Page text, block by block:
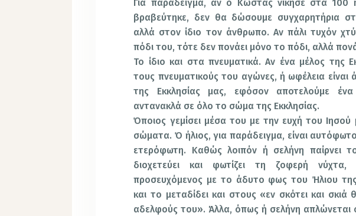
Για παράδειγμα, αν ό Κώστας νίκησε στα
βραβεύτηκε, δεν θα δώσουμε συγχαρητήρια
αλλά στον ίδιο τον άνθρωπο. Αν πάλι τυχόν
πόδι του, τότε δεν πονάει μόνο το πόδι, αλλά
Το ίδιο και στα πνευματικά. Αν ένα μέλος της
τους πνευματικούς του αγώνες, ή ωφέλεια είναι
της Εκκλησίας μας, εφόσον αποτελούμε
αντανακλά σε όλο το σώμα της Εκκλησίας.
Όποιος γεμίσει μέσα του με την ευχή του Ιησού
σώματα. Ό ήλιος, για παράδειγμα, είναι
ετερόφωτη. Καθώς λοιπόν ή σελήνη παίρνει
διοχετεύει και φωτίζει τη ζοφερή νύχτα,
προσευχόμενος με το άδυτο φως του Ήλιου της
και το μεταδίδει και στους «εν σκότει και
αδελφούς του». Άλλα, όπως ή σελήνη